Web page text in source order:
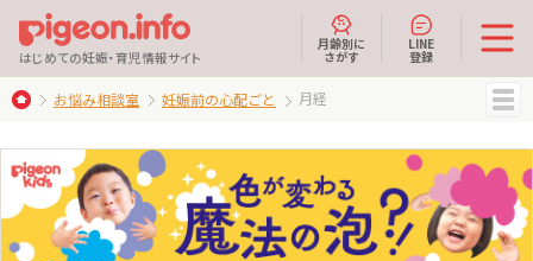
はじめての妊娠・育児情報サイト
月齢別に
さがす
LINE
登録
お悩み相談室 妊娠前の心配ごと 月経